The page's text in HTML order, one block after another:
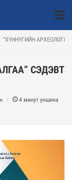
“ХҮННҮГИЙН
СЭДЭВТ
4 минут уншина